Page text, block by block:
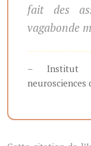
fait des
vagabonde
– Institut
neurosciences